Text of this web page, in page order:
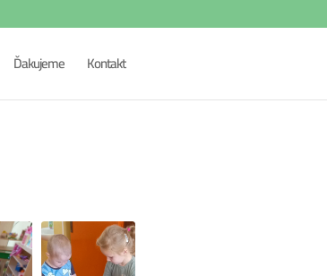
Ďakujeme Kontakt